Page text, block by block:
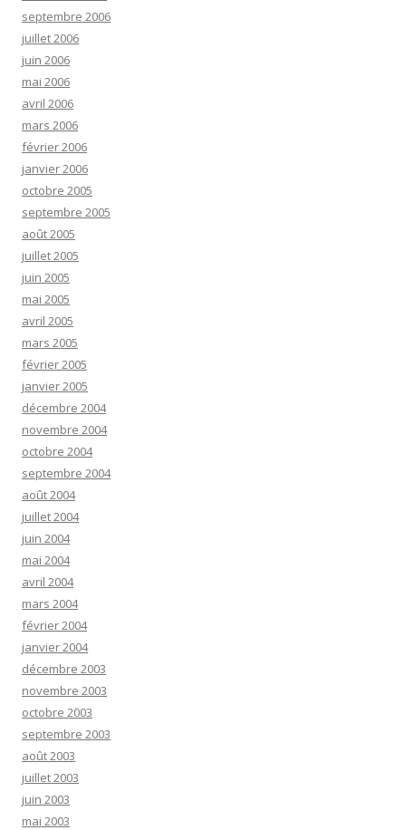
septembre 2006
juillet 2006
juin 2006
mai 2006
avril 2006
mars 2006
février 2006
janvier 2006
octobre 2005
septembre 2005
août 2005
juillet 2005
juin 2005
mai 2005
avril 2005
mars 2005
février 2005
janvier 2005
décembre 2004
novembre 2004
octobre 2004
septembre 2004
août 2004
juillet 2004
juin 2004
mai 2004
avril 2004
mars 2004
février 2004
janvier 2004
décembre 2003
novembre 2003
octobre 2003
septembre 2003
août 2003
juillet 2003
juin 2003
mai 2003